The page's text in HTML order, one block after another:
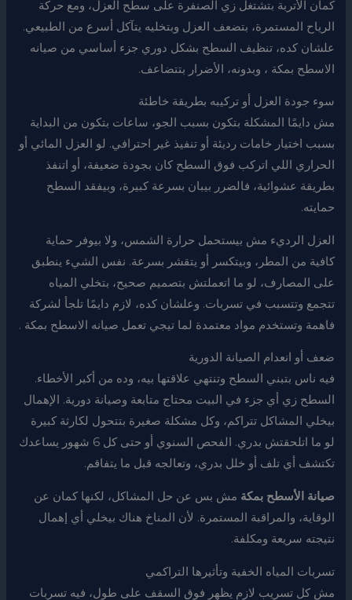
كمان الأتربة بتشتغل زي الصنفرة على سطح العزل، ومع حركة
الرياح المستمرة، بتضعف العزل وبتخليه يتآكل أسرع من الطبيعي.
علشان كده، تنظيف السطح بشكل دوري جزء أساسي من صيانه
الاسطح بمكة ، وبدونه، الأضرار بتتضاعف.
سوء جودة العزل أو تركيبه بطريقة خاطئة
مش دايمًا المشكلة بتكون بسبب الجو، ساعات بتكون من البداية
بسبب اختيار خامات رديئة أو تنفيذ غير احترافي. لو العزل المائي أو
الحراري اللي اتركب فوق السطح كان بجودة ضعيفة، أو اتنفذ
بطريقة عشوائية، فالضرر بيبان بسرعة كبيرة، وبيفقد السطح
حمايته.
العزل الرديء مش بيستحمل حرارة الشمس، ولا بيوفر حماية
كافية من المطر، وبيتكسر أو يتقشر بسرعة. نفس الشيء ينطبق
على المصارف، لو ما اتعملتش بتصميم صحيح، بتخلي المياه
تتجمع وتتسبب في تسربات. وعلشان كده، لازم دايمًا تلجأ لشركة
فاهمة وتستخدم مواد معتمدة لما تيجي تعمل صيانه الاسطح بمكة .
ضعف أو انعدام الصيانة الدورية
فيه ناس بتبني السطح وتنتهي علاقتها بيه، وده من أكبر الأخطاء.
السطح زي أي جزء في البيت محتاج متابعة وصيانة دورية. الإهمال
بيخلي المشاكل تتراكم، وكل مشكلة صغيرة بتتحول لكارثة كبيرة
لو ما اتلحقتش بدري. الفحص السنوي أو حتى كل 6 شهور يساعدك
تكتشف أي تلف أو خلل بدري، وتعالجه قبل ما يتفاقم.
صيانة الأسطح بمكة مش بس عن حل المشاكل، لكنها كمان عن
الوقاية، والمراقبة المستمرة. لأن المناخ هناك بيخلي أي إهمال
نتيجته سريعة ومكلفة.
تسربات المياه الخفية وتأثيرها التراكمي
مش كل تسريب لازم يظهر فوق السقف على طول، فيه تسربات